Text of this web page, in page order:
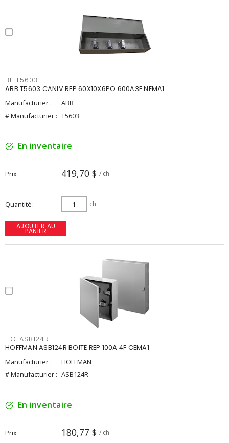
BELT5603
ABB T5603 CANIV REP 60X10X6PO 600A3F NEMA1
Manufacturier :
ABB
# Manufacturier : T5603
En inventaire
Prix 419,70 $ / ch
Quantité ch
AJOUTER AU
PANIER
HOFASB124R
HOFFMAN ASB124R BOITE REP 100A 4F CEMA1
Manufacturier :
HOFFMAN
# Manufacturier : ASB124R
En inventaire
Prix 180,77 $ / ch